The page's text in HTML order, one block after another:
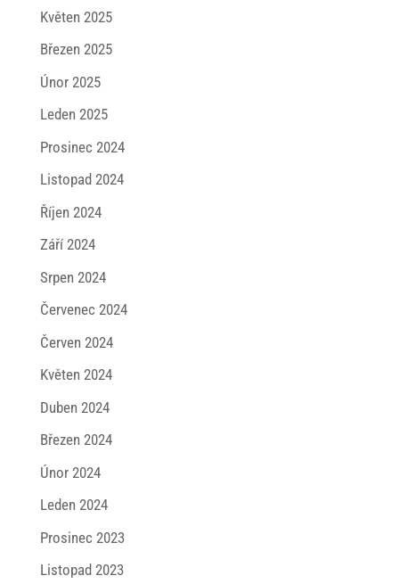
Květen 2025
Březen 2025
Únor 2025
Leden 2025
Prosinec 2024
Listopad 2024
Říjen 2024
Září 2024
Srpen 2024
Červenec 2024
Červen 2024
Květen 2024
Duben 2024
Březen 2024
Únor 2024
Leden 2024
Prosinec 2023
Listopad 2023